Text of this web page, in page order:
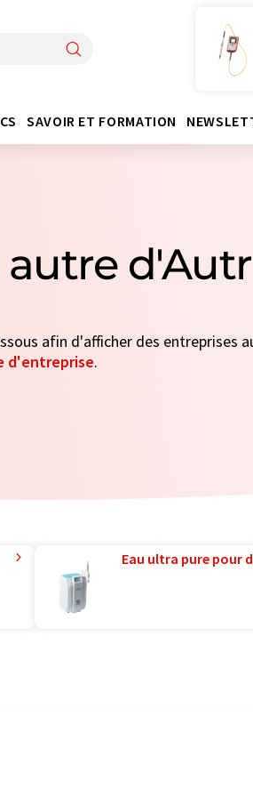
SAVOIR ET FORMATION
autre
afin d'afficher des entreprises
d'entreprise.
Eau ultra pure pour